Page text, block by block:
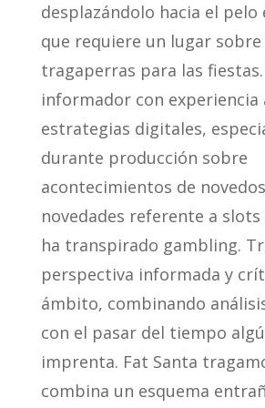
desplazándolo hacia el pelo
que requiere un lugar
tragaperras para las
informador con experiencia
estrategias digitales,
durante producción sobre
acontecimientos de
novedades referente a
ha transpirado gambling.
perspectiva informada y
ámbito, combinando
con el pasar del tiempo
imprenta. Fat Santa
combina un esquema